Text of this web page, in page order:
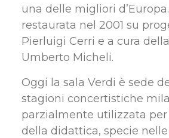
una delle migliori d’Europa.
restaurata nel 2001 su
Pierluigi Cerri e a cura
Umberto Micheli.
Oggi la sala Verdi è sede
stagioni concertistiche
parzialmente utilizzata
della didattica, specie